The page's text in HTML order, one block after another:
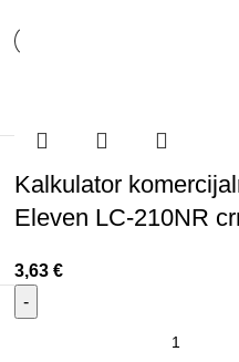
Kalkulator
Eleven LC-210NR
3,63 €